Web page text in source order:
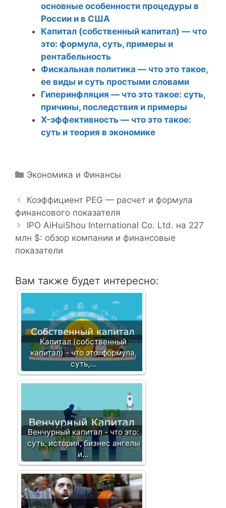
основные особенности процедуры в
России и в США
Капитал (собственный капитал) — что
это: формула, суть, примеры и
рентабельность
Фискальная политика — что это такое,
ее виды и суть простыми словами
Гиперинфляция — что это такое: суть,
причины, последствия и примеры
X-эффективность — что это такое:
суть и теория в экономике
Р
б
р
и
к
и
Экономика и Финансы
а
в
и
г
а
и
я
Коэффициент PEG — расчет и формула
финансового показателя
IPO AiHuiShou International Co. Ltd. на 227
млн $: обзор компании и финансовые
показатели
Вам также будет интересно:
Капитал (собственный
капитал) - что это: формула,
суть,…
Венчурный капитал - что это:
суть, история, бизнес ангелы
и…